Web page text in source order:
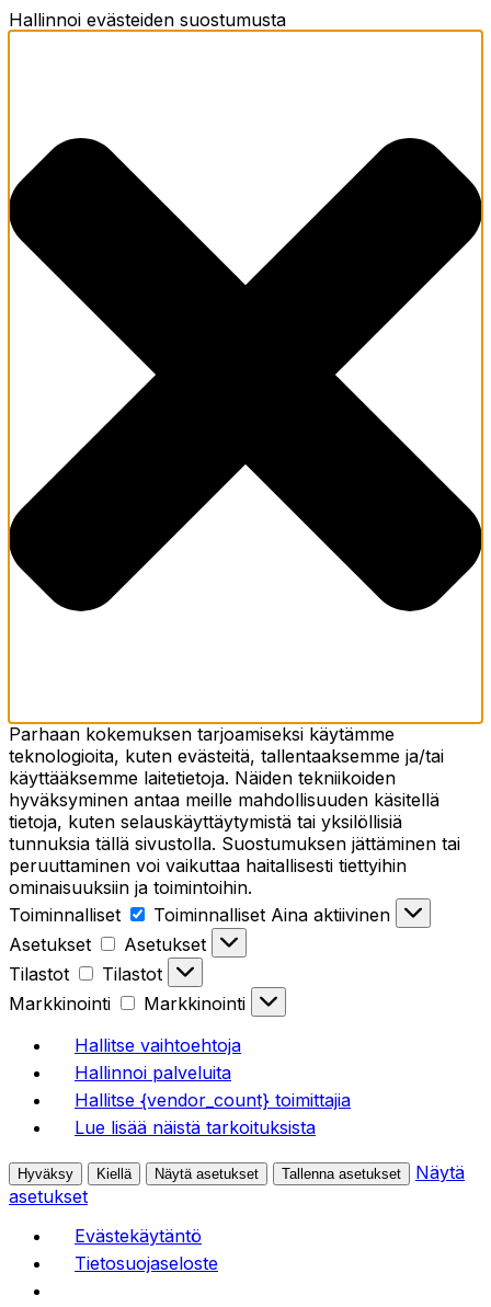
Hallinnoi evästeiden suostumusta
Parhaan kokemuksen tarjoamiseksi käytämme
teknologioita, kuten evästeitä, tallentaaksemme ja/tai
käyttääksemme laitetietoja. Näiden tekniikoiden
hyväksyminen antaa meille mahdollisuuden käsitellä
tietoja, kuten selauskäyttäytymistä tai yksilöllisiä
tunnuksia tällä sivustolla. Suostumuksen jättäminen tai
peruuttaminen voi vaikuttaa haitallisesti tiettyihin
ominaisuuksiin ja toimintoihin.
Toiminnalliset
Toiminnalliset Aina aktiivinen
Asetukset
Asetukset
Tilastot
Tilastot
Markkinointi
Markkinointi
Hallitse vaihtoehtoja
Hallinnoi palveluita
Hallitse {vendor_count} toimittajia
Lue lisää näistä tarkoituksista
Hyväksy Kiellä Näytä asetukset Tallenna asetukset
Näytä
asetukset
Evästekäytäntö
Tietosuojaseloste